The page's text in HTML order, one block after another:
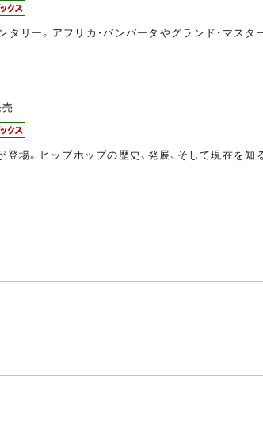
リー。アフリカ・バンバータやグランド・マス
場。ヒップホップの歴史、発展、そして現在を